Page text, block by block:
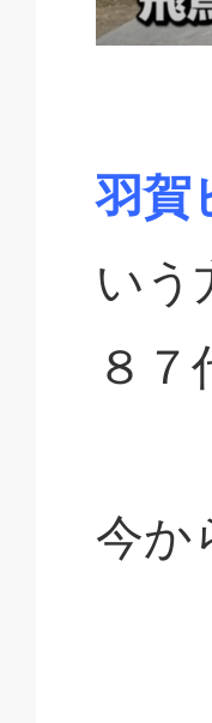
羽賀
いう
８
今か